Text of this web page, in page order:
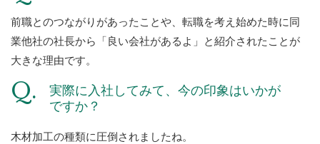
前職とのつながりがあったことや、転職を考え始めた時に同
業他社の社長から「良い会社があるよ」と紹介されたことが
大きな理由です。
実際に入社してみて、今の印象はいかが
ですか？
木材加工の種類に圧倒されましたね。